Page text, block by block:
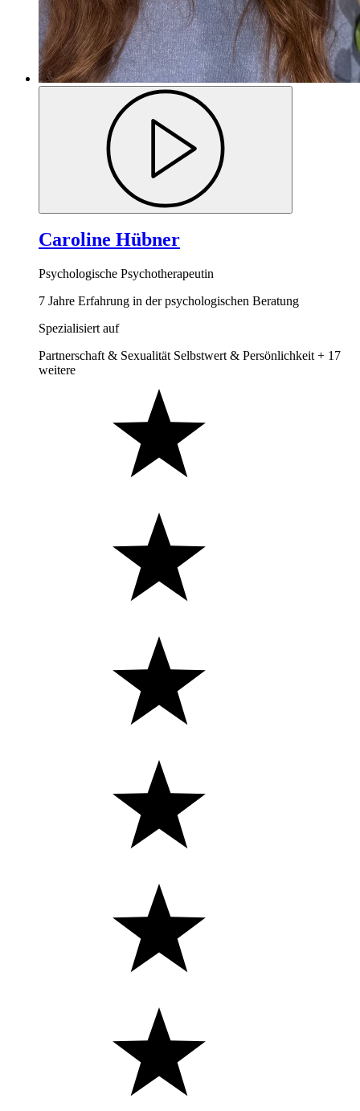
Caroline Hübner
Psychologische Psychotherapeutin
7 Jahre Erfahrung in der psychologischen Beratung
Spezialisiert auf
Partnerschaft & Sexualität Selbstwert & Persönlichkeit + 17
weitere